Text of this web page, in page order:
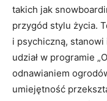
takich jak
przygód stylu życia.
i psychiczną,
udział w programie
odnawianiem
umiejętność